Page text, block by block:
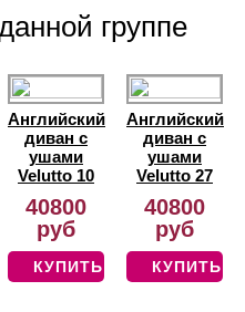
группе
Английский
диван с
ушами
Velutto 10
40800
руб
КУПИТЬ
Английский
диван с
ушами
Velutto 27
40800
руб
КУПИТЬ